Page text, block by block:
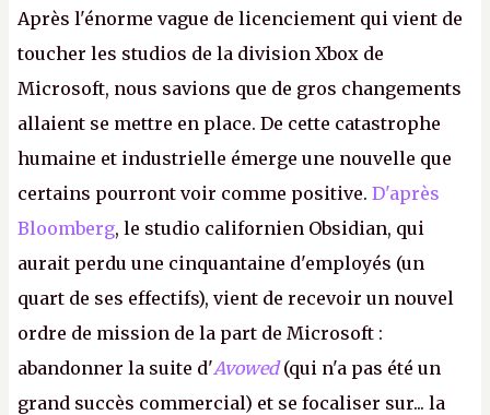
Après l'énorme vague de licenciement qui vient de
toucher les studios de la division Xbox de
Microsoft, nous savions que de gros changements
allaient se mettre en place. De cette catastrophe
humaine et industrielle émerge une nouvelle que
certains pourront voir comme positive. D'après
Bloomberg, le studio californien Obsidian, qui
aurait perdu une cinquantaine d'employés (un
quart de ses effectifs), vient de recevoir un nouvel
ordre de mission de la part de Microsoft :
abandonner la suite d'Avowed(qui n'a pas été un
grand succès commercial) et se focaliser sur... la